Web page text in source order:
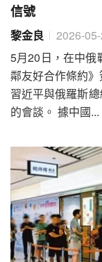
信號
黎金良
2026-05-
5月20日，在中俄
鄰友好合作條約
習近平與俄羅斯
的會談。 據中國...